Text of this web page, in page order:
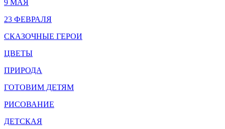
9 МАЯ
23 ФЕВРАЛЯ
СКАЗОЧНЫЕ ГЕРОИ
ЦВЕТЫ
ПРИРОДА
ГОТОВИМ ДЕТЯМ
РИСОВАНИЕ
ДЕТСКАЯ